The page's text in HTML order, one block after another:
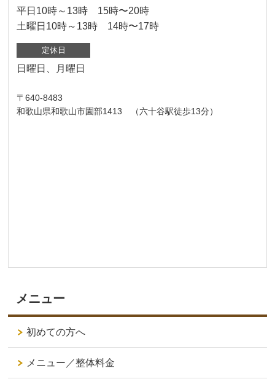
平日10時～13時 15時〜20時
土曜日10時～13時 14時〜17時
定休日
日曜日、月曜日
〒640-8483
和歌山県和歌山市園部1413 （六十谷駅徒歩13分）
メニュー
初めての方へ
メニュー／整体料金